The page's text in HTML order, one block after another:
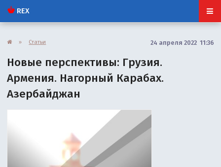
REX
» Статьи 24 апреля 2022 11:36
Новые перспективы: Грузия.
Армения. Нагорный Карабах.
Азербайджан